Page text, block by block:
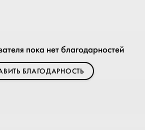
пока нет благодарностей
БЛАГОДАРНОСТЬ